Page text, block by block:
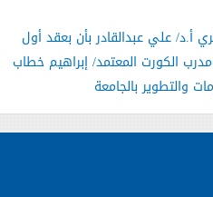
أ.د/ علي عبدالقادر بأن بعقد أول
الكورت المعتمد/ إبراهيم خطاب